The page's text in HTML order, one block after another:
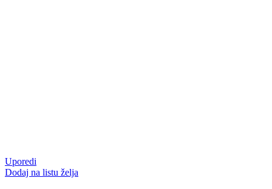
Uporedi
Dodaj na listu želja